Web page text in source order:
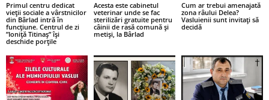
Primul centru dedicat
vieții sociale a vârstnicilor
din Bârlad intră în
funcțiune. Centrul de zi
”Ioniță Titinaș” își
deschide porțile
Acesta este cabinetul
veterinar unde se fac
sterilizări gratuite pentru
câinii de rasă comună și
metiși, la Bârlad
Cum ar trebui amenajată
zona râului Delea?
Vasluienii sunt invitați să
decidă